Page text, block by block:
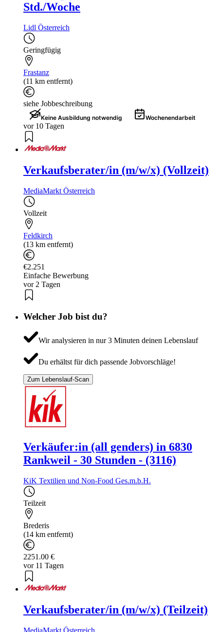
Std./Woche
Lidl Österreich
Geringfügig
Frastanz
(11 km entfernt)
siehe Jobbeschreibung
Keine Ausbildung notwendig Wochenendarbeit
vor 10 Tagen
Verkaufsberater/in (m/w/x) (Vollzeit)
MediaMarkt Österreich
Vollzeit
Feldkirch
(13 km entfernt)
€2.251
Einfache Bewerbung
vor 2 Tagen
Welcher Job bist du?
Wir analysieren in nur 3 Minuten deinen Lebenslauf
Du erhältst für dich passende Jobvorschläge!
Zum Lebenslauf-Scan
Verkäufer:in (all genders) in 6830
Rankweil - 30 Stunden - (3116)
KiK Textilien und Non-Food Ges.m.b.H.
Teilzeit
Brederis
(14 km entfernt)
2251.00 €
vor 11 Tagen
Verkaufsberater/in (m/w/x) (Teilzeit)
MediaMarkt Österreich